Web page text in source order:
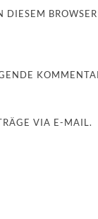
VIA E-MAIL.